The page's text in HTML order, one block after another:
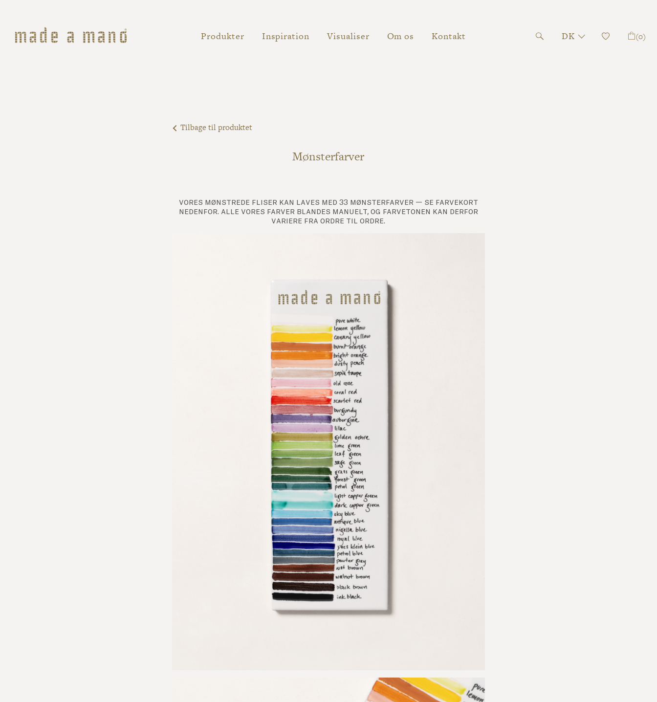
Produkter Inspiration Visualiser Om os Kontakt DK (0)
Tilbage til produktet
Mønsterfarver
vores mønstrede fliser kan laves med 33 mønsterfarver — se farvekort
nedenfor. alle vores farver blandes manuelt, og farvetonen kan derfor
variere fra ordre til ordre.